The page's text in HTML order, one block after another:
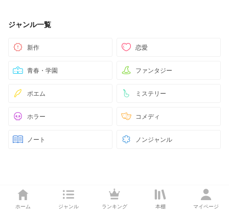
ホーム ジャンル ランキング 本棚 マイページ
ジャンル一覧
新作 恋愛
青春・学園 ファンタジー
ポエム ミステリー
ホラー コメディ
ノート ノンジャンル